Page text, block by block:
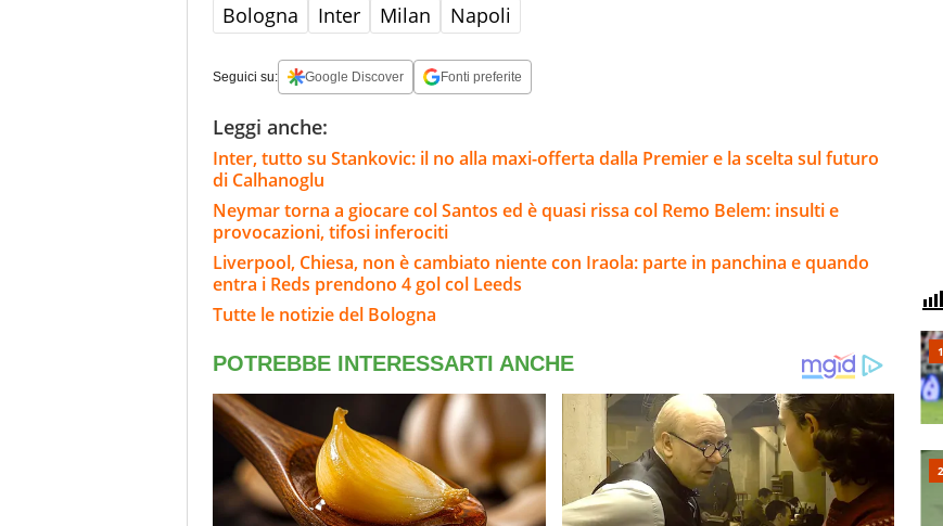
Bologna Inter Milan Napoli
Seguici su: Google Discover Fonti preferite
Leggi anche:
Inter, tutto su Stankovic: il no alla maxi-offerta dalla Premier e la scelta sul futuro
di Calhanoglu
Neymar torna a giocare col Santos ed è quasi rissa col Remo Belem: insulti e
provocazioni, tifosi inferociti
Liverpool, Chiesa, non è cambiato niente con Iraola: parte in panchina e quando
entra i Reds prendono 4 gol col Leeds
Tutte le notizie del Bologna